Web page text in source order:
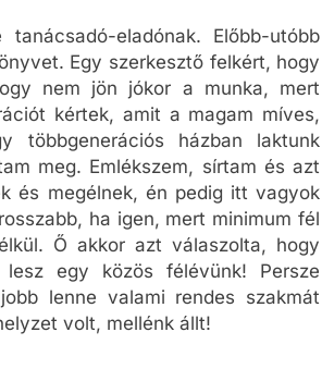
eladónak. Előbb-utóbb
Egy szerkesztő felkért, hogy
nem jön jókor a munka, mert
kértek, amit a magam míves,
többgenerációs házban laktunk
meg. Emlékszem, sírtam és azt
és megélnek, én pedig itt vagyok
ha igen, mert minimum fél
Ő akkor azt válaszolta, hogy
egy közös félévünk! Persze
lenne valami rendes szakmát
volt, mellénk állt!